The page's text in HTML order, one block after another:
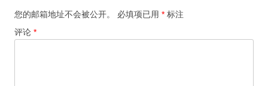
您的邮箱地址不会被公开。 必填项已用 * 标注
评论 *